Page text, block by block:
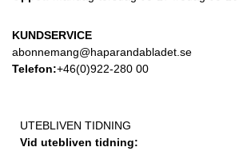
KUNDSERVICE
abonnemang@haparandabladet.se
Telefon:+46(0)922-280 00
UTEBLIVEN TIDNING
Vid utebliven tidning: